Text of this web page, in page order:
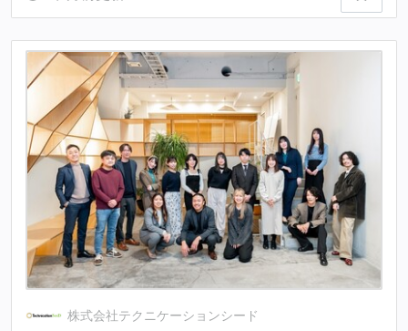
株式会社テクニケーションシード